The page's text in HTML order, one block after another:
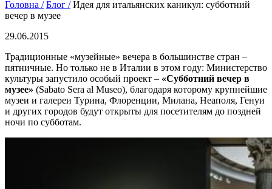
Головна / Блог / Идея для итальянских каникул: субботний
вечер в музее
29.06.2015
Традиционные «музейные» вечера в большинстве стран –
пятничные. Но только не в Италии в этом году: Министерство
культуры запустило особый проект – «Субботний вечер в
музее» (Sabato Sera al Museo), благодаря которому крупнейшие
музеи и галереи Турина, Флоренции, Милана, Неаполя, Генуи
и других городов будут открыты для посетителям до поздней
ночи по субботам.